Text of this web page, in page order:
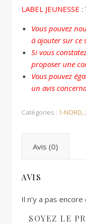
LABEL JEUNESSE :
Vous pouvez
à ajouter sur ce
Si vous
proposer une
Vous pouvez
un avis
Catégories : 1-NORD,
Avis (0)
AVIS
Il n’y a pas encore
SOYEZ LE